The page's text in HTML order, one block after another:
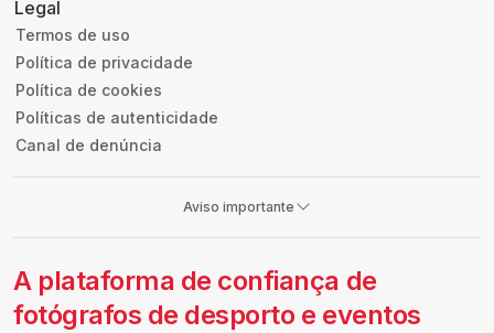
Legal
Termos de uso
Política de privacidade
Política de cookies
Políticas de autenticidade
Canal de denúncia
Aviso importante
A plataforma de confiança de
fotógrafos de desporto e eventos